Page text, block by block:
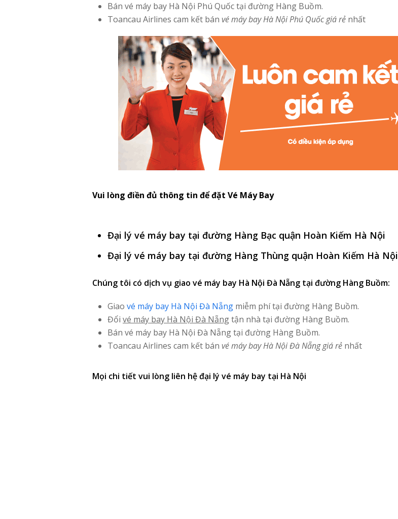
Bán vé máy bay Hà Nội Phú Quốc tại đường Hàng Buồm.
Toancau Airlines cam kết bán vé máy bay Hà Nội Phú Quốc giá rẻ nhất
Vui lòng điền đủ thông tin để đặt Vé Máy Bay
Đại lý vé máy bay tại đường Hàng Bạc quận Hoàn Kiếm Hà Nội
Đại lý vé máy bay tại đường Hàng Thùng quận Hoàn Kiếm Hà Nội
Chúng tôi có dịch vụ giao vé máy bay Hà Nội Đà Nẵng tại đường Hàng Buồm:
Giao vé máy bay Hà Nội Đà Nẵng miễm phí tại đường Hàng Buồm.
Đổi vé máy bay Hà Nội Đà Nẵngtận nhà tại đường Hàng Buồm.
Bán vé máy bay Hà Nội Đà Nẵng tại đường Hàng Buồm.
Toancau Airlines cam kết bán vé máy bay Hà Nội Đà Nẵng giá rẻ nhất
Mọi chi tiết vui lòng liên hệđại lý vé máy bay tại Hà Nội